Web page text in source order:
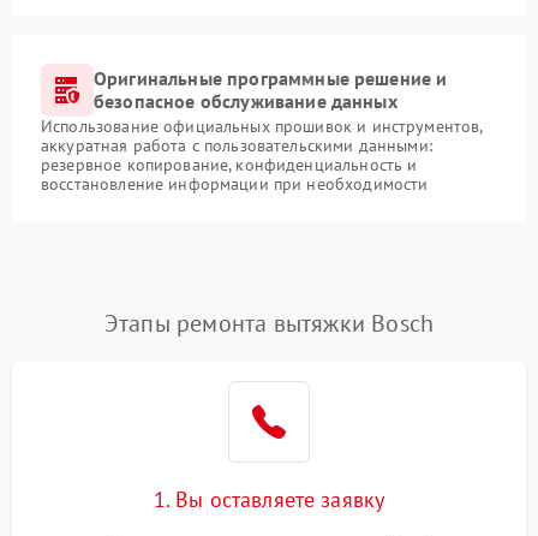
Оригинальные программные решение и
безопасное обслуживание данных
Использование официальных прошивок и инструментов,
аккуратная работа с пользовательскими данными:
резервное копирование, конфиденциальность и
восстановление информации при необходимости
Этапы ремонта вытяжки Bosch
1. Вы оставляете заявку